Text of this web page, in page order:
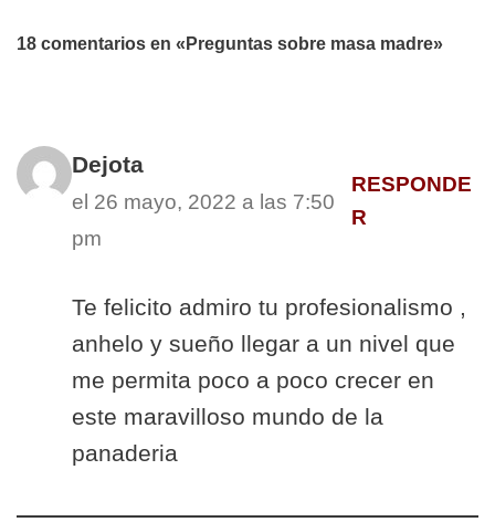
18 comentarios en «Preguntas sobre masa madre»
Dejota
el 26 mayo, 2022 a las 7:50
pm
RESPONDE
R
Te felicito admiro tu profesionalismo ,
anhelo y sueño llegar a un nivel que
me permita poco a poco crecer en
este maravilloso mundo de la
panaderia